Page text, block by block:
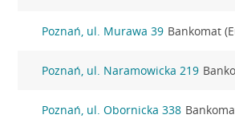
Poznań, ul. Murawa 39 Bankomat
Poznań, ul. Naramowicka 219
Poznań, ul. Obornicka 338